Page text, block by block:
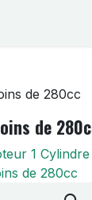
de 280cc
de
1 Cylindre
de 280cc